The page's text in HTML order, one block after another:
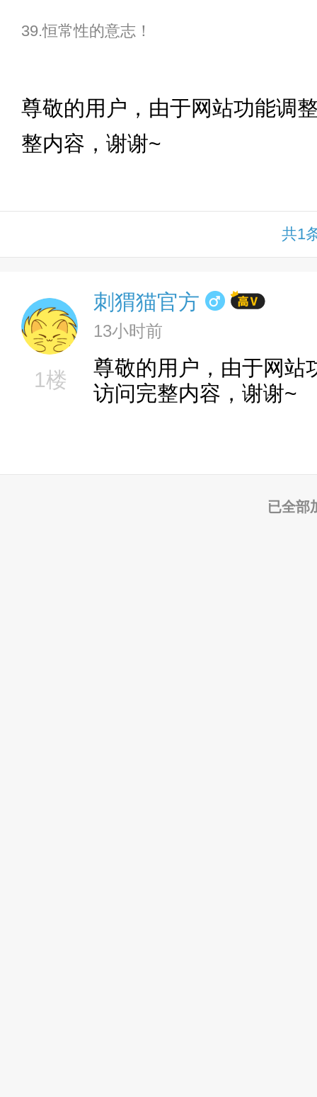
39.恒常性的意志！
尊敬的用户，由于网站功能调
整内容，谢谢~
共1
1楼
刺猬猫官方
13小时前
尊敬的用户，由于网站
访问完整内容，谢谢~
已全部